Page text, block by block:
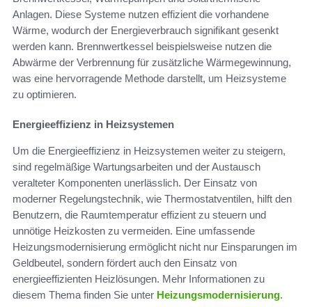
Anlagen. Diese Systeme nutzen effizient die vorhandene
Wärme, wodurch der Energieverbrauch signifikant gesenkt
werden kann. Brennwertkessel beispielsweise nutzen die
Abwärme der Verbrennung für zusätzliche Wärmegewinnung,
was eine hervorragende Methode darstellt, um Heizsysteme
zu optimieren.
Energieeffizienz in Heizsystemen
Um die Energieeffizienz in Heizsystemen weiter zu steigern,
sind regelmäßige Wartungsarbeiten und der Austausch
veralteter Komponenten unerlässlich. Der Einsatz von
moderner Regelungstechnik, wie Thermostatventilen, hilft den
Benutzern, die Raumtemperatur effizient zu steuern und
unnötige Heizkosten zu vermeiden. Eine umfassende
Heizungsmodernisierung ermöglicht nicht nur Einsparungen im
Geldbeutel, sondern fördert auch den Einsatz von
energieeffizienten Heizlösungen. Mehr Informationen zu
diesem Thema finden Sie unter Heizungsmodernisierung.